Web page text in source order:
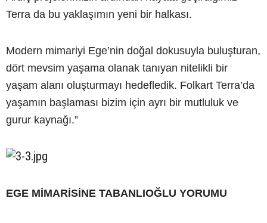
Terra da bu yaklaşımın yeni bir halkası.
Modern mimariyi Ege’nin doğal dokusuyla buluşturan,
dört mevsim yaşama olanak tanıyan nitelikli bir
yaşam alanı oluşturmayı hedefledik. Folkart Terra’da
yaşamın başlaması bizim için ayrı bir mutluluk ve
gurur kaynağı.”
EGE MİMARİSİNE TABANLIOĞLU YORUMU